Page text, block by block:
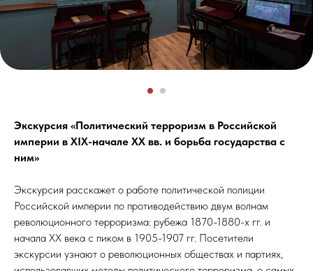
Экскурсия «Политический терроризм в Российской
империи в XIX-начале XX вв. и борьба государства с
ним»
Экскурсия расскажет о работе политической полиции
Российской империи по противодействию двум волнам
революционного терроризма: рубежа 1870-1880-х гг. и
начала XX века с пиком в 1905-1907 гг. Посетители
экскурсии узнают о революционных обществах и партиях,